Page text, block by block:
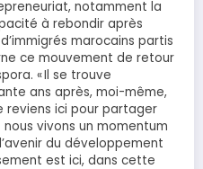
notamment la
à rebondir après
marocains partis
ce mouvement de retour
« Il se trouve
ans après, moi-même,
ici pour partager
vivons un momentum
du développement
est ici, dans cette